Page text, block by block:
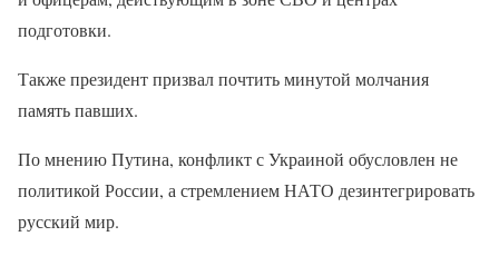
подготовки.
Также президент призвал почтить минутой молчания
память павших.
По мнению Путина, конфликт с Украиной обусловлен не
политикой России, а стремлением НАТО дезинтегрировать
русский мир.